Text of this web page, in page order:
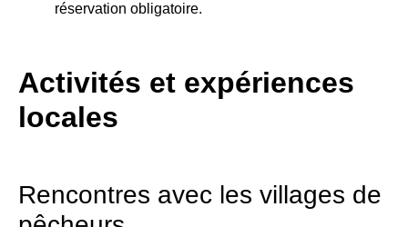
réservation obligatoire.
Activités et expériences
locales
Rencontres avec les villages de